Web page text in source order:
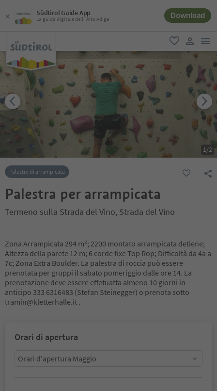
Südtirol Guide App
La guida digitale dell´Alto Adige Download
favoriti
user link
1/2
Palestre di arrampicata
Palestra per arrampicata
Termeno sulla Strada del Vino, Strada del Vino
Zona Arrampicata 294 m²; 2200 montato arrampicata detiene;
Altezza della parete 12 m; 6 corde fixe Top Rop; Difficoltà da 4a a
7c; Zona Extra Boulder. La palestra di roccia può essere
prenotata per gruppi il sabato pomeriggio dalle ore 14. La
prenotazione deve essere effetuatta almeno 10 giorni in
anticipo 333 6316483 (Stefan Steinegger) o prenota sotto
tramin@kletterhalle.it .
Orari di apertura
Orari d'apertura Maggio